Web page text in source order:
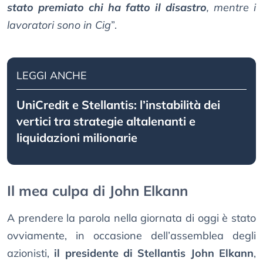
stato premiato chi ha fatto il disastro, mentre i
lavoratori sono in Cig”.
LEGGI ANCHE
UniCredit e Stellantis: l’instabilità dei
vertici tra strategie altalenanti e
liquidazioni milionarie
Il mea culpa di John Elkann
A prendere la parola nella giornata di oggi è stato
ovviamente, in occasione dell’assemblea degli
azionisti, il presidente di Stellantis John Elkann,